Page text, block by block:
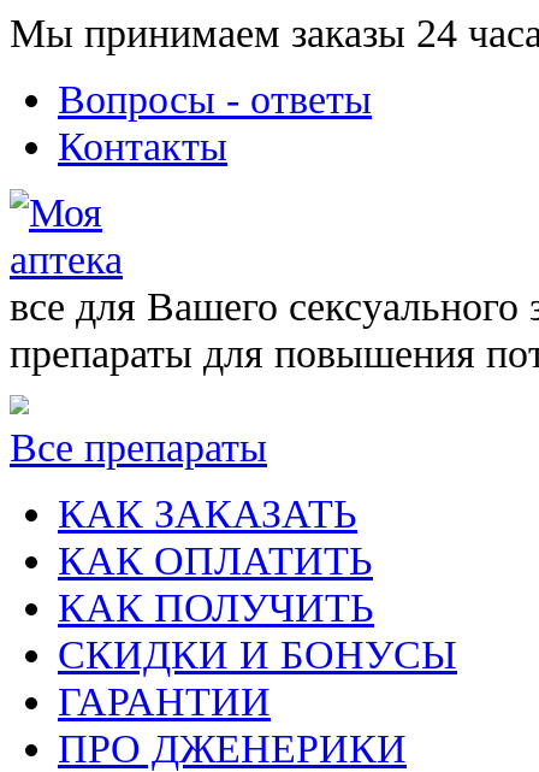
Мы принимаем заказы 24
Вопросы - ответы
Контакты
все для Вашего сексуального
препараты для повышения
Все препараты
КАК ЗАКАЗАТЬ
КАК ОПЛАТИТЬ
КАК ПОЛУЧИТЬ
СКИДКИ И БОНУСЫ
ГАРАНТИИ
ПРО ДЖЕНЕРИКИ